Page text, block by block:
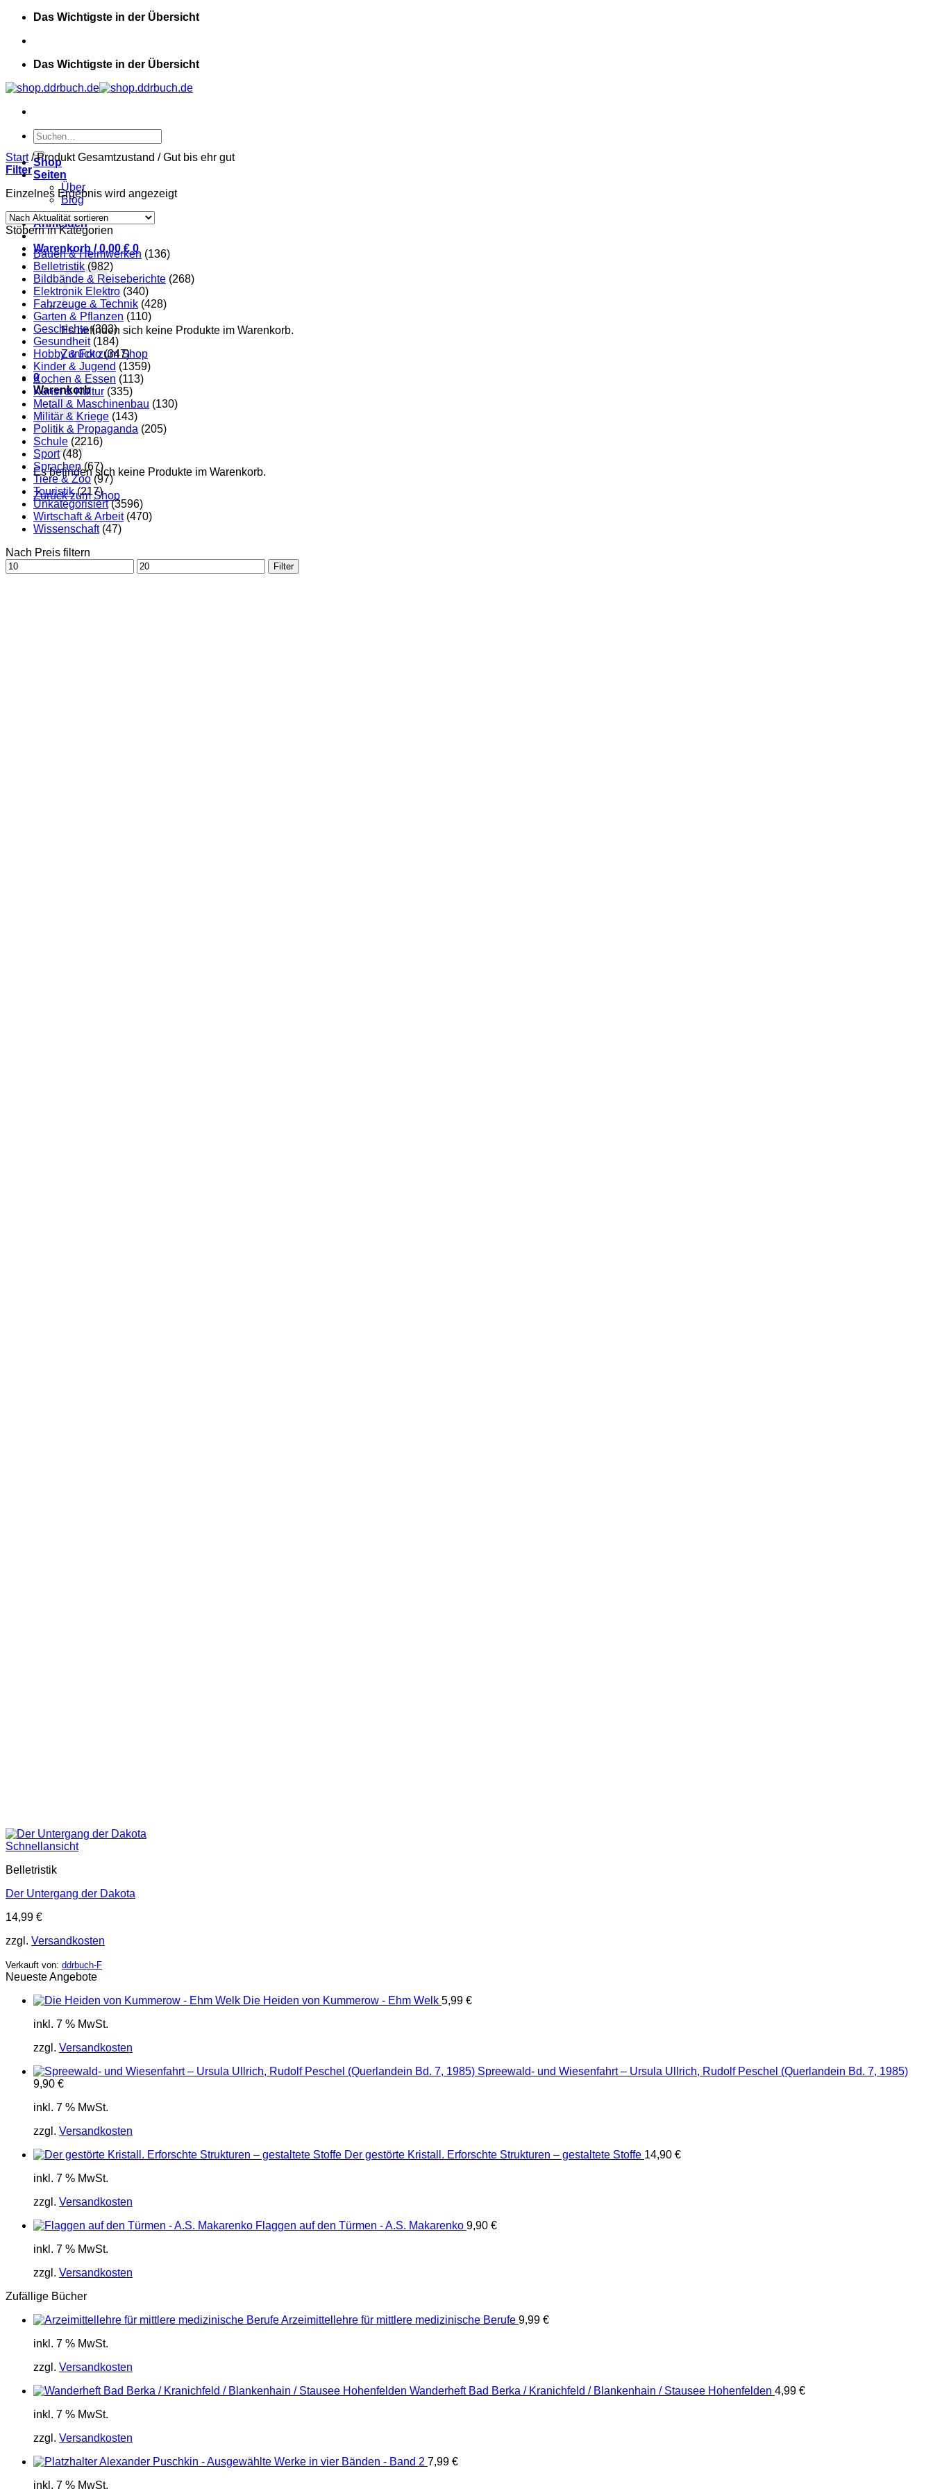
Zum
springen
Das Wichtigste in der Übersicht
Das Wichtigste in der Übersicht
Suchen
nach:
Shop
Seiten
Über
Blog
Anmelden
Warenkorb /0,00 € 0
Es befinden sich keine Produkte im Warenkorb.
Zurück zum Shop
0
Warenkorb
Es befinden sich keine Produkte im Warenkorb.
Zurück zum Shop
Start /Produkt Gesamtzustand /Gut bis ehr gut
Filter
Einzelnes Ergebnis wird angezeigt
Stöbern in Kategorien
Bauen & Heimwerken (136)
Belletristik (982)
Bildbände & Reiseberichte (268)
Elektronik Elektro (340)
Fahrzeuge & Technik (428)
Garten & Pflanzen (110)
Geschichte (303)
Gesundheit (184)
Hobby & Foto (347)
Kinder & Jugend (1359)
Kochen & Essen (113)
Kunst & Kultur (335)
Metall & Maschinenbau (130)
Militär & Kriege (143)
Politik & Propaganda (205)
Schule (2216)
Sport (48)
Sprachen (67)
Tiere & Zoo (97)
Touristik (217)
Unkategorisiert (3596)
Wirtschaft & Arbeit (470)
Wissenschaft (47)
Nach Preis filtern
Min.
Preis
Max.
Preis
Filter
Schnellansicht
Belletristik
Der Untergang der Dakota
14,99 €
zzgl. Versandkosten
Verkauft von: ddrbuch-F
Neueste Angebote
Die Heiden von Kummerow - Ehm Welk 5,99 €
inkl. 7 % MwSt.
zzgl. Versandkosten
Spreewald- und Wiesenfahrt – Ursula Ullrich, Rudolf Peschel (Querlandein Bd. 7, 1985)
9,90 €
inkl. 7 % MwSt.
zzgl. Versandkosten
Der gestörte Kristall. Erforschte Strukturen – gestaltete Stoffe 14,90 €
inkl. 7 % MwSt.
zzgl. Versandkosten
Flaggen auf den Türmen - A.S. Makarenko 9,90 €
inkl. 7 % MwSt.
zzgl. Versandkosten
Zufällige Bücher
Arzeimittellehre für mittlere medizinische Berufe 9,99 €
inkl. 7 % MwSt.
zzgl. Versandkosten
Wanderheft Bad Berka / Kranichfeld / Blankenhain / Stausee Hohenfelden 4,99 €
inkl. 7 % MwSt.
zzgl. Versandkosten
Alexander Puschkin - Ausgewählte Werke in vier Bänden - Band 2 7,99 €
inkl. 7 % MwSt.